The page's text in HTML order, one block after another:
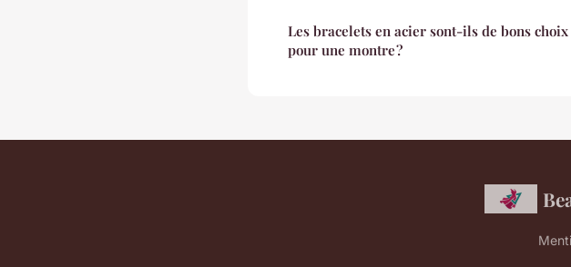
Les bracelets en acier sont-ils de bons choix
pour une montre ?